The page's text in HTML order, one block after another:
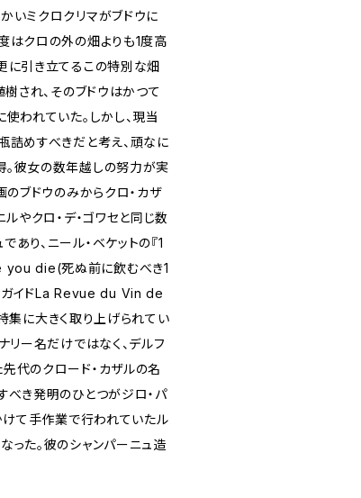
いミクロクリマがブドウに
はクロの外の畑よりも1度高
に引き立てるこの特別な畑
され、そのブドウはかつて
われていた。しかし、現当
詰めすべきだと考え、頑なに
彼女の数年越しの努力が実
ブドウのみからクロ・カザ
ルやクロ・デ・ゴワセと同じ数
り、ニール・ベケットの『1
die(死ぬ前に飲むべき1
ガイドLa Revue du Vin de
集に大きく取り上げられてい
リー名だけではなく、デルフ
代のクロード・カザルの名
べき発明のひとつがジロ・パ
けて手作業で行われていたル
った。彼のシャンパーニュ造